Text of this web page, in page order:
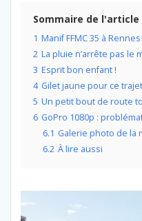
Sommaire de l'article
1 Manif FFMC 35 à Rennes
2 La pluie n’arrête pas le
3 Esprit bon enfant !
4 Gilet jaune pour ce
5 Un petit bout de route
6 GoPro 1080p :
6.1 Galerie photo de la
6.2 À lire aussi